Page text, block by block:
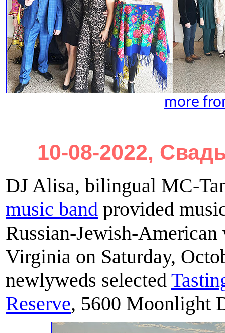
more
10-08-2022,
DJ Alisa, bilingual MC-
music band provided
Russian-Jewish-
Virginia on Saturday,
newlyweds selected
Reserve, 5600 Moonlight